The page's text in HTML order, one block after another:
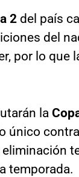
2 del país
del
por lo que
la
único contra
temporada.